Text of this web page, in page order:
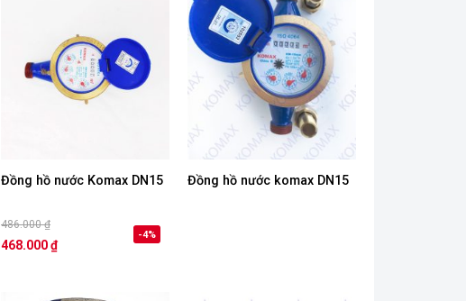
-4%
Đồng hồ nước Komax DN15
486.000₫
468.000₫
Đồng hồ nước komax DN15